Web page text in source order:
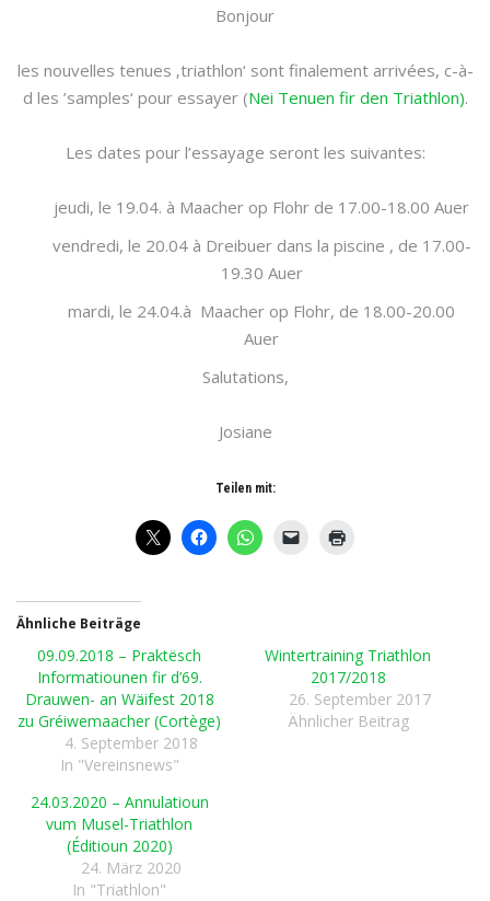
Bonjour
les nouvelles tenues ‚triathlon‘ sont finalement arrivées, c-à-
d les ’samples‘ pour essayer (Nei Tenuen fir den Triathlon).
Les dates pour l’essayage seront les suivantes:
jeudi, le 19.04. à Maacher op Flohr de 17.00-18.00 Auer
vendredi, le 20.04 à Dreibuer dans la piscine , de 17.00-
19.30 Auer
mardi, le 24.04.à Maacher op Flohr, de 18.00-20.00
Auer
Salutations,
Josiane
Teilen mit:
Ähnliche Beiträge
09.09.2018 – Praktësch
Informatiounen fir d’69.
Drauwen- an Wäifest 2018
zu Gréiwemaacher (Cortège)
4. September 2018
In "Vereinsnews"
Wintertraining Triathlon
2017/2018
26. September 2017
Ähnlicher Beitrag
24.03.2020 – Annulatioun
vum Musel-Triathlon
(Éditioun 2020)
24. März 2020
In "Triathlon"